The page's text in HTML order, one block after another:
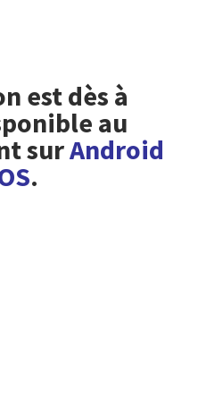
est dès à
au
surAndroid
.